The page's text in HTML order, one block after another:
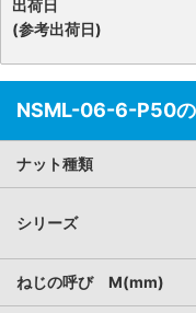
出荷日
(参考出荷日)
NSML-06-6-P50の
ナット種類
シリーズ
ねじの呼び M(mm)